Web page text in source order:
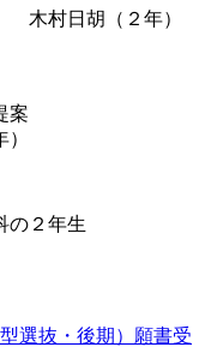
木村日胡（２年）
案
の２年生
選抜・後期）願書受